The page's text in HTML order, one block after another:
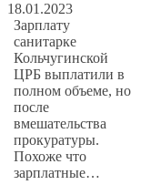
18.01.2023
Зарплату
санитарке
Кольчугинской
ЦРБ выплатили в
полном объеме, но
после
вмешательства
прокуратуры.
Похоже что
зарплатные…